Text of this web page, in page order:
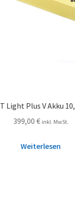
Light Plus V Akku
399,00 € inkl. MwSt.
Weiterlesen